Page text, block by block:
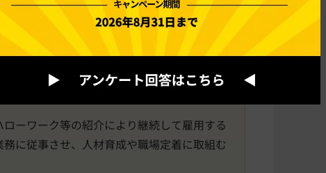
野人材確保・育成コース」が加わりました。
ともに、成長分野への労働移動の円滑化を図
確保・育成コース）】
ーワーク等の紹介により継続して雇用する
に従事させ、人材育成や職場定着に取組む